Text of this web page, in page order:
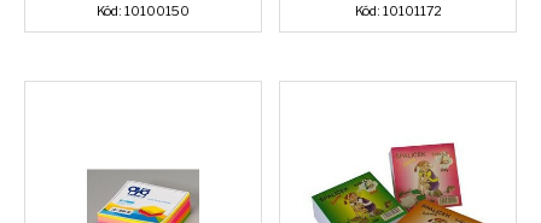
Kód: 10100150
Kód: 10101172